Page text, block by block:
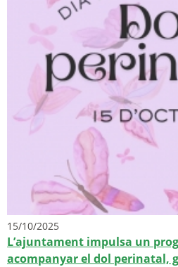
15/10/2025
L’ajuntament impulsa un
acompanyar el dol perinatal,